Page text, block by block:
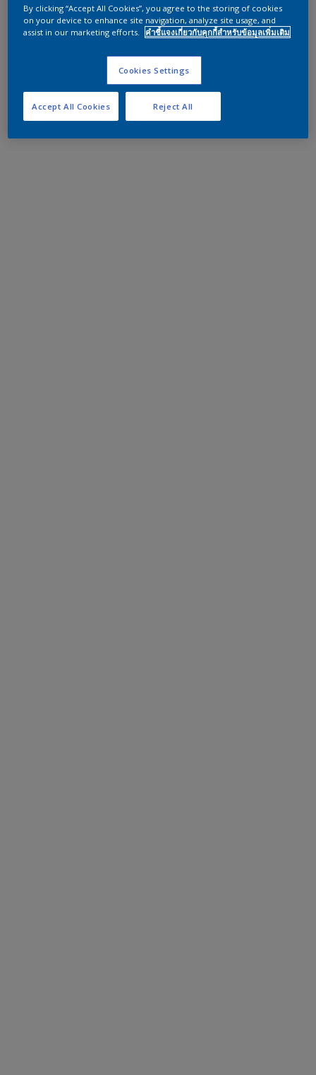
By clicking “Accept All Cookies”, you agree to the storing of cookies
on your device to enhance site navigation, analyze site usage, and
assist in our marketing efforts.
คำชี้แจงเกี่ยวกับคุกกี้สำหรับข้อมูลเพิ่มเติม
Cookies Settings
Reject All
Accept All Cookies